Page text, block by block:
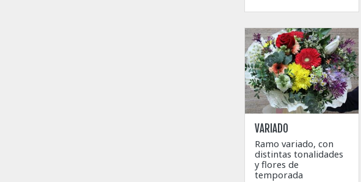
VARIADO
Ramo variado, con
distintas tonalidades
y flores de
temporada